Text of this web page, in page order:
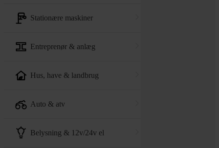
stationære maskiner
entreprenør & anlæg
hus, have & landbrug
auto & atv
belysning & 12v/24v el